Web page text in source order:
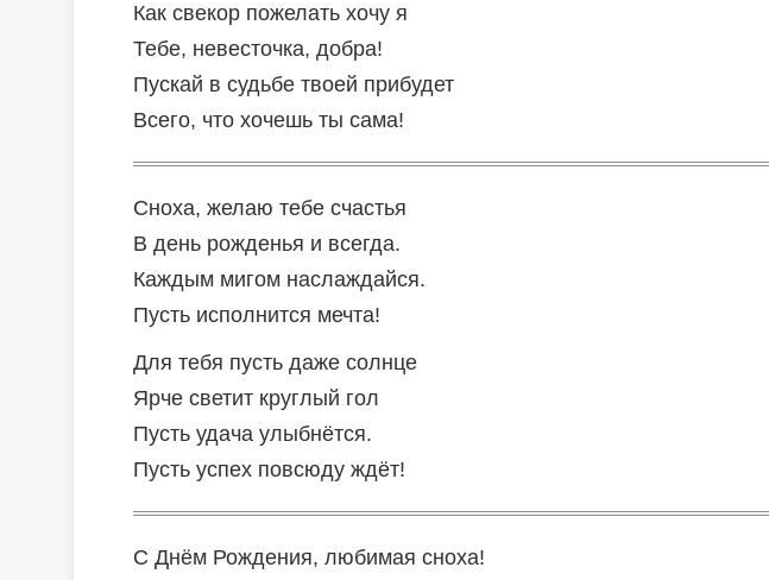
Как свекор пожелать хочу я
Тебе, невесточка, добра!
Пускай в судьбе твоей прибудет
Всего, что хочешь ты сама!
Сноха, желаю тебе счастья
В день рожденья и всегда.
Каждым мигом наслаждайся.
Пусть исполнится мечта!
Для тебя пусть даже солнце
Ярче светит круглый гол
Пусть удача улыбнётся.
Пусть успех повсюду ждёт!
С Днём Рождения, любимая сноха!